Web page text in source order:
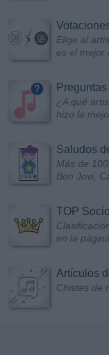
Elige al
es el mejor
¿A qué
hizo la
Saludos
Más de
Bon Jovi,
TOP
en la página
Artículos
Chistes de